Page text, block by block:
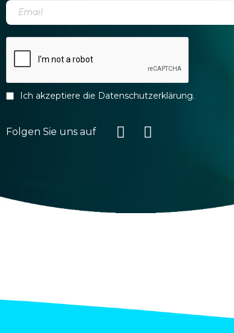
Ich akzeptiere die Datenschutzerklärung.
Folgen Sie uns auf